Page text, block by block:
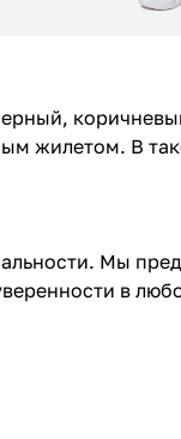
жилетом. В
Мы
в